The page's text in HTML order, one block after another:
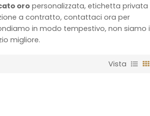
oro personalizzata, etichetta privata
a contratto, contattaci ora per
in modo tempestivo, non siamo
migliore.
Vista